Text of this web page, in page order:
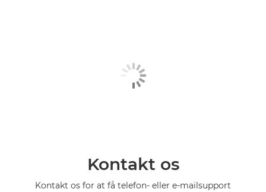
Kontakt os
Kontakt os for at få telefon- eller e-mailsupport